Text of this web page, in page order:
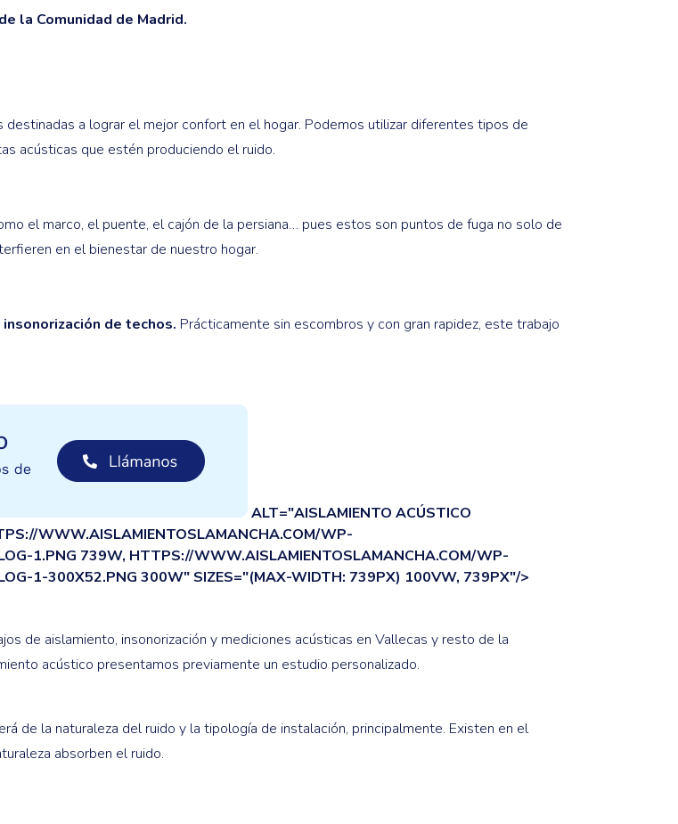
la Comunidad de Madrid.
a lograr el mejor confort en el hogar. Podemos utilizar diferentes tipos de
acústicas que estén produciendo el ruido.
el marco, el puente, el cajón de la persiana… pues estos son puntos de fuga no solo de
en el bienestar de nuestro hogar.
de techos. Prácticamente sin escombros y con gran rapidez, este trabajo
ALT="AISLAMIENTO ACÚSTICO
WWW.AISLAMIENTOSLAMANCHA.COM/WP-
1.PNG 739W, HTTPS://WWW.AISLAMIENTOSLAMANCHA.COM/WP-
1-300X52.PNG 300W" SIZES="(MAX-WIDTH: 739PX) 100VW, 739PX"/>
de aislamiento, insonorización y mediciones acústicas en Vallecas y resto de la
acústico presentamos previamente un estudio personalizado.
de la naturaleza del ruido y la tipología de instalación, principalmente. Existen en el
absorben el ruido.